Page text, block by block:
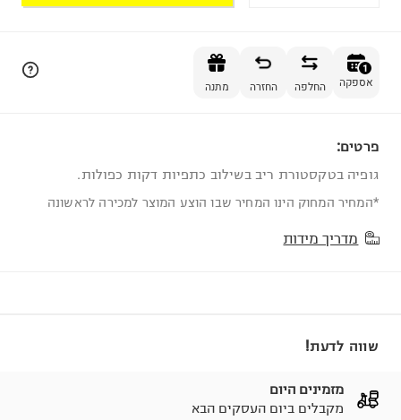
1
אספקה החלפה החזרה מתנה
פרטים:
גופיה בטקסטורת ריב בשילוב כתפיות דקות כפולות.
*המחיר המחוק הינו המחיר שבו הוצע המוצר למכירה לראשונה
מדריך מידות
שווה לדעת!
מזמינים היום
מקבלים ביום העסקים הבא